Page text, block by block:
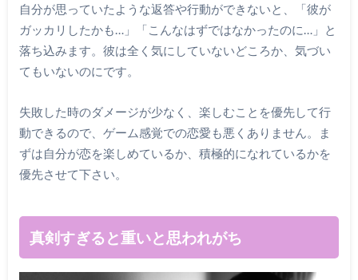
自分が思っていたような返答や行動ができないと、「彼が
ガッカリしたかも…」「こんなはずではなかったのに…」と
落ち込みます。彼は全く気にしていないどころか、気づい
てもいないのにです。
失敗した時のダメージが少なく、楽しむことを優先して行
動できるので、ゲーム感覚での恋愛も悪くありません。ま
ずは自分が恋を楽しめているか、積極的になれているかを
優先させて下さい。
真剣すぎると重いと思われがち